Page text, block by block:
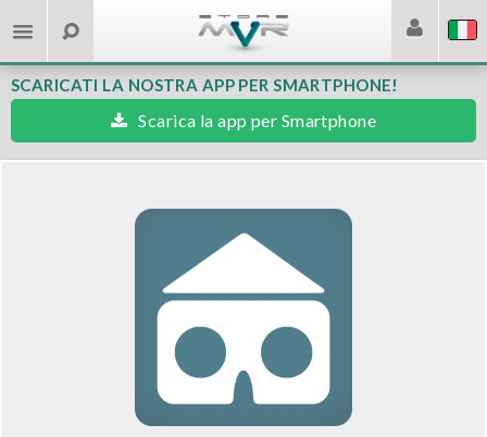
SCARICATI LA NOSTRA APP PER SMARTPHONE!
Scarica la app per Smartphone